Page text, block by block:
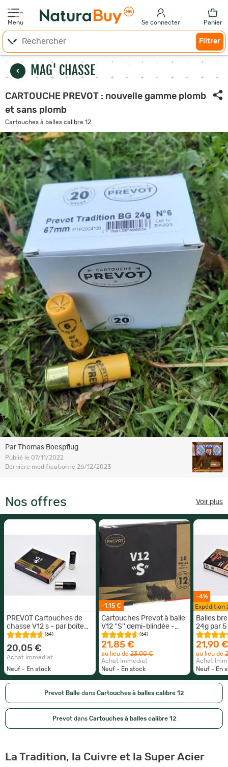
Menu Se connecter Panier
Filtrer
MAG' CHASSE
CARTOUCHE PREVOT : nouvelle gamme plomb
et sans plomb
Cartouches à balles calibre 12
Par Thomas Boespflug
Publié le 07/11/2022
Dernière modification le 26/12/2023
Nos offres Voir plus
PREVOT Cartouches de
chasse V12 s - par boite
de 5 12 / 70 25.7g
(64)
20,05 €
Achat Immédiat
Neuf - En stock
-1,15 €
Cartouches Prevot à balle
V12 ''S'' demi-blindée -
Cal. 12/70 boite de 5
(64)
21,85 €
au lieu de 23,00 €
Achat Immédiat
Neuf - En stock
-4%
Expédition
Balles
24g par 5
21,90 €
au lieu de
Achat
Neuf - En
Prevot Balle dans Cartouches à balles calibre 12
Prevotdans Cartouches à balles calibre 12
La Tradition, la Cuivre et la Super Acier